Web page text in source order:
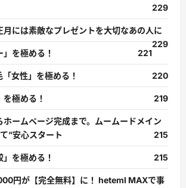
229
月には素敵なプレゼントを大切なあの人に
229
を極める！
221
女性」を極める！ 220
を極める！ 219
ホームページ完成まで。ムームードメイン
”安心スタート
215
」を極める！ 215
円が【完全無料】に！ heteml MAXで事